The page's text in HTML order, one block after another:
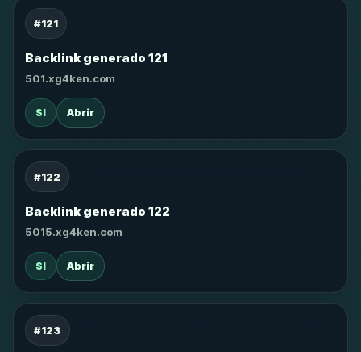
#121
Backlink generado 121
501.xg4ken.com
SI Abrir
#122
Backlink generado 122
5015.xg4ken.com
SI Abrir
#123